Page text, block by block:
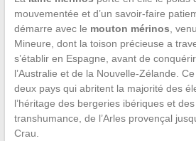
mouvementée et d’un savoir-faire
démarre avec le mouton mérinos ,
Mineure, dont la toison précieuse a
s’établir en Espagne, avant de
l’Australie et de la Nouvelle-Zélande.
deux pays qui abritent la majorité des
l’héritage des bergeries ibériques et
transhumance, de l’Arles provençal
Crau.